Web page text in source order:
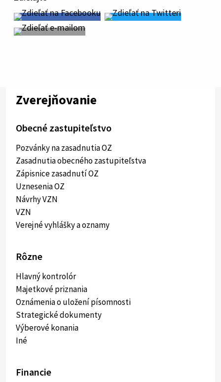
Zverejňovanie
Obecné zastupiteľstvo
Pozvánky na zasadnutia OZ
Zasadnutia obecného zastupiteľstva
Zápisnice zasadnutí OZ
Uznesenia OZ
Návrhy VZN
VZN
Verejné vyhlášky a oznamy
Rôzne
Hlavný kontrolór
Majetkové priznania
Oznámenia o uložení písomnosti
Strategické dokumenty
Výberové konania
Iné
Financie